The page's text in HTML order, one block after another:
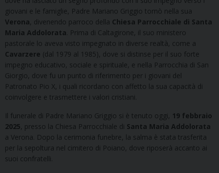
giovani e le famiglie, Padre Mariano Griggio tornò nella sua
Verona, divenendo parroco della Chiesa Parrocchiale di Santa
Maria Addolorata . Prima di Caltagirone, il suo ministero
pastorale lo aveva visto impegnato in diverse realtà, come a
Cavarzere (dal 1979 al 1985), dove si distinse per il suo forte
impegno educativo, sociale e spirituale, e nella Parrocchia di San
Giorgio, dove fu un punto di riferimento per i giovani del
Patronato Pio X, i quali ricordano con affetto la sua capacità di
coinvolgere e trasmettere i valori cristiani.
Il funerale di Padre Mariano Griggio si è tenuto oggi, 19 febbraio
2025, presso la Chiesa Parrocchiale di Santa Maria Addolorata
a Verona. Dopo la cerimonia funebre, la salma è stata trasferita
per la sepoltura nel cimitero di Poiano, dove riposerà accanto ai
suoi confratelli.